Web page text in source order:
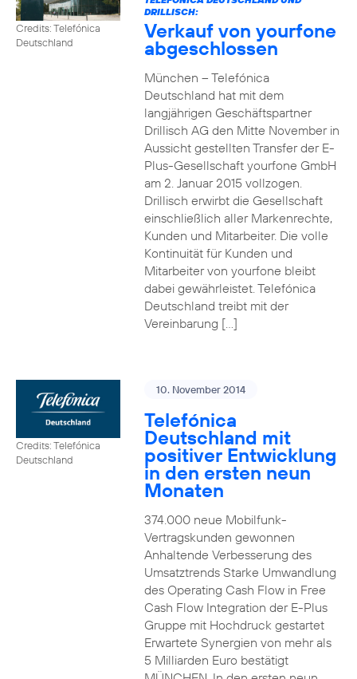
Credits: Telefónica
Deutschland
DRILLISCH:
Verkauf von yourfone
abgeschlossen
München – Telefónica
Deutschland hat mit dem
langjährigen Geschäftspartner
Drillisch AG den Mitte November in
Aussicht gestellten Transfer der E-
Plus-Gesellschaft yourfone GmbH
am 2. Januar 2015 vollzogen.
Drillisch erwirbt die Gesellschaft
einschließlich aller Markenrechte,
Kunden und Mitarbeiter. Die volle
Kontinuität für Kunden und
Mitarbeiter von yourfone bleibt
dabei gewährleistet. Telefónica
Deutschland treibt mit der
Vereinbarung […]
Credits: Telefónica
Deutschland
10. November 2014
Telefónica
Deutschland mit
positiver Entwicklung
in den ersten neun
Monaten
374.000 neue Mobilfunk-
Vertragskunden gewonnen
Anhaltende Verbesserung des
Umsatztrends Starke Umwandlung
des Operating Cash Flow in Free
Cash Flow Integration der E-Plus
Gruppe mit Hochdruck gestartet
Erwartete Synergien von mehr als
5 Milliarden Euro bestätigt